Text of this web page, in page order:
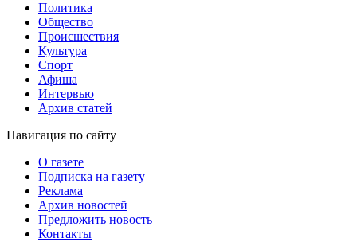
Политика
Общество
Проиcшествия
Культура
Спорт
Афиша
Интервью
Архив статей
Навигация по сайту
О газете
Подписка на газету
Реклама
Архив новостей
Предложить новость
Контакты